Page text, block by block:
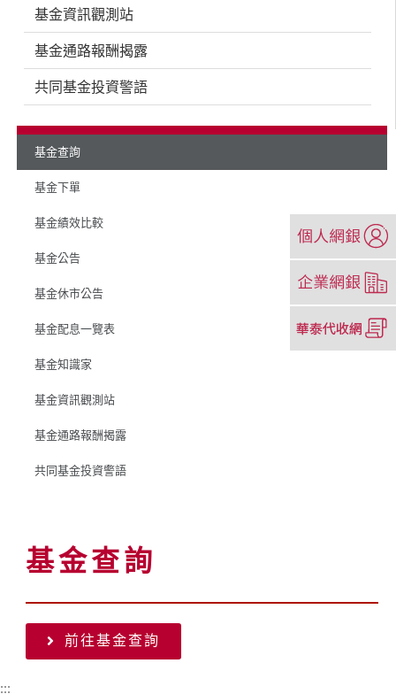
基金資訊觀測站
基金通路報酬揭露
共同基金投資警語
基金查詢
基金下單
基金績效比較
基金公告
基金休市公告
基金配息一覽表
基金知識家
基金資訊觀測站
基金通路報酬揭露
共同基金投資警語
基金查詢
前往基金查詢
:::
開
新
視
窗）
開
新
視
窗）
開